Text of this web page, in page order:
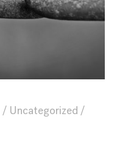
Uncategorized